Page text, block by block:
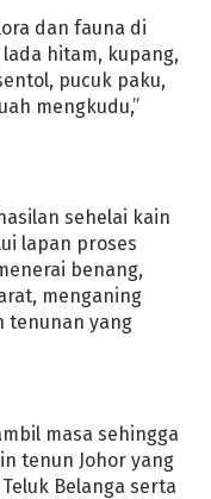
dan fauna di
hitam, kupang,
pucuk paku,
mengkudu,”
sehelai kain
lapan proses
benang,
menganing
tenunan yang
masa sehingga
tenun Johor yang
Belanga serta